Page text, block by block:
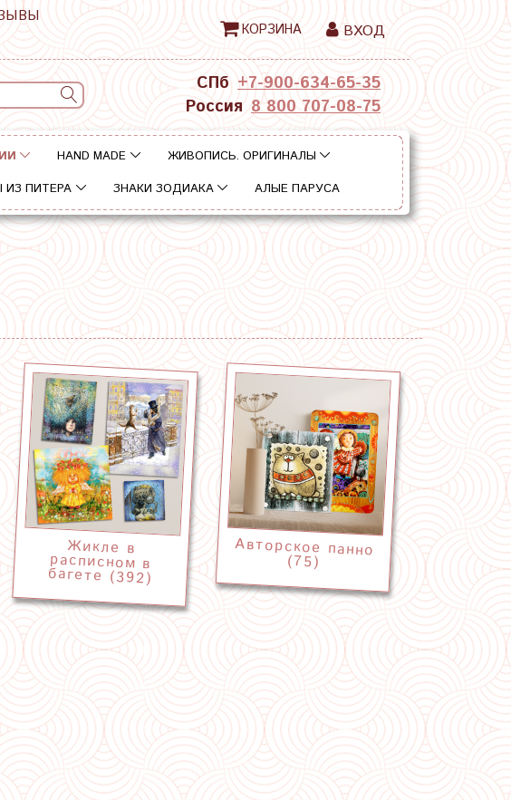
КОРЗИНА ВХОД
СПб +7-900-634-65-35
Россия 8 800 707-08-75
HAND MADE
ЖИВОПИСЬ. ОРИГИНАЛЫ
ИЗ ПИТЕРА ЗНАКИ ЗОДИАКА АЛЫЕ ПАРУСА
Жикле в
расписном в
багете (392)
Авторское панно
(75)